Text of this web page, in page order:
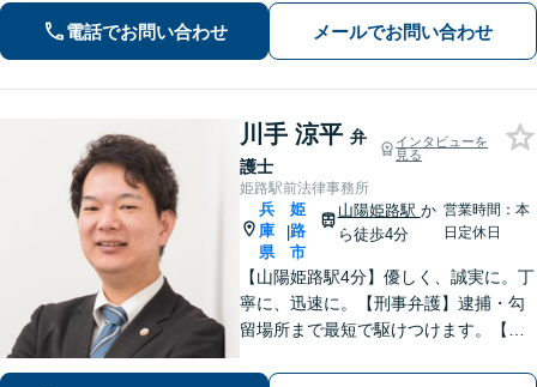
電話でお問い合わせ メールでお問い合わせ
川手 涼平 弁
護士
インタビューを
見る
姫路駅前法律事務所
兵
庫
県
|
姫
路
市
山陽姫路駅 か
ら徒歩4分
営業時間：本
日定休日
【山陽姫路駅4分】優しく、誠実に。丁
寧に、迅速に。【刑事弁護】逮捕・勾
留場所まで最短で駆けつけます。【債
の生活再建をサポートします。【交通